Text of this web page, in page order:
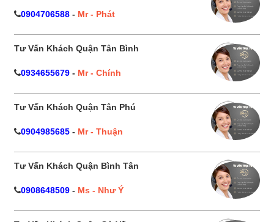
0904706588 - Mr - Phát
Tư Vấn Khách Quận Tân Bình
0934655679 - Mr - Chính
Tư Vấn Khách Quận Tân Phú
0904985685 - Mr - Thuận
Tư Vấn Khách Quận Bình Tân
0908648509 - Ms - Như Ý